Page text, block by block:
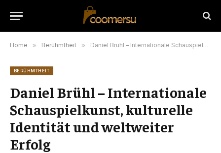
Home » Berühmtheit » Daniel Brühl – Internationale Schauspielkunst, kulturelle Identität und weltweiter Erfolg
BERÜHMTHEIT
Daniel Brühl – Internationale
Schauspielkunst, kulturelle
Identität und weltweiter
Erfolg